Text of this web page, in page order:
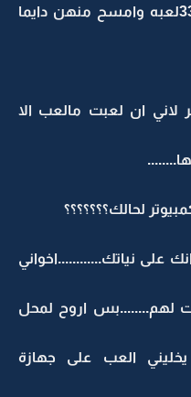
هايدي: تعرف انا في كمبيوترى 33لعبه وامسح منهن دايما
ان لعبت مالعب الا
لحالك؟؟؟؟؟؟؟
نياتك............اخواني
لهم........بس اروح لمحل
العب على جهازة